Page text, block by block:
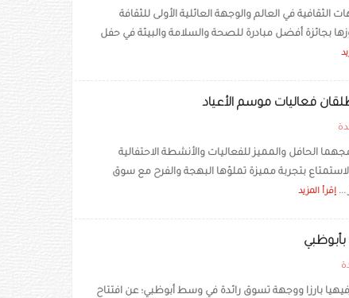
الثقافية في العالم والوجهة العائلية الأولى للثقافة
بجائزة أفضل مبادرة للصحة والسلامة والبيئة في حفل
فعاليات موسم الأعياد
الحافل والمميز للفعاليات والأنشطة الاحتفالية
بتجربة مميزة تملؤها البهجة والفرح مع سوق
إقرأ المزيد
بأبوظبي
بارزا ووجهة تسوق رائدة في وسط أبوظبي؛ عن افتتاح